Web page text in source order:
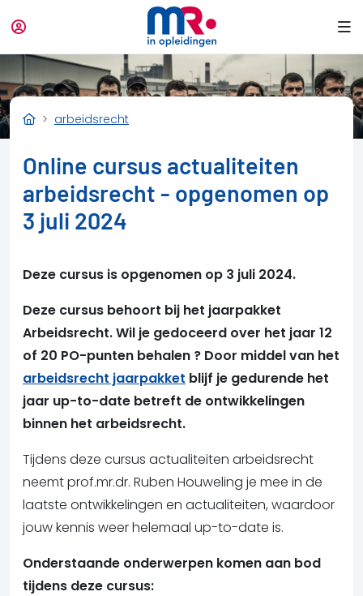
arbeidsrecht
Online cursus actualiteiten
arbeidsrecht - opgenomen op
3 juli 2024
Deze cursus is opgenomen op 3 juli 2024.
Deze cursus behoort bij het jaarpakket
Arbeidsrecht. Wil je gedoceerd over het jaar 12
of 20 PO-punten behalen ? Door middel van het
arbeidsrecht jaarpakket blijf je gedurende het
jaar up-to-date betreft de ontwikkelingen
binnen het arbeidsrecht.
Tijdens deze cursus actualiteiten arbeidsrecht
neemt prof.mr.dr. Ruben Houweling je mee in de
laatste ontwikkelingen en actualiteiten, waardoor
jouw kennis weer helemaal up-to-date is.
Onderstaande onderwerpen komen aan bod
tijdens deze cursus: